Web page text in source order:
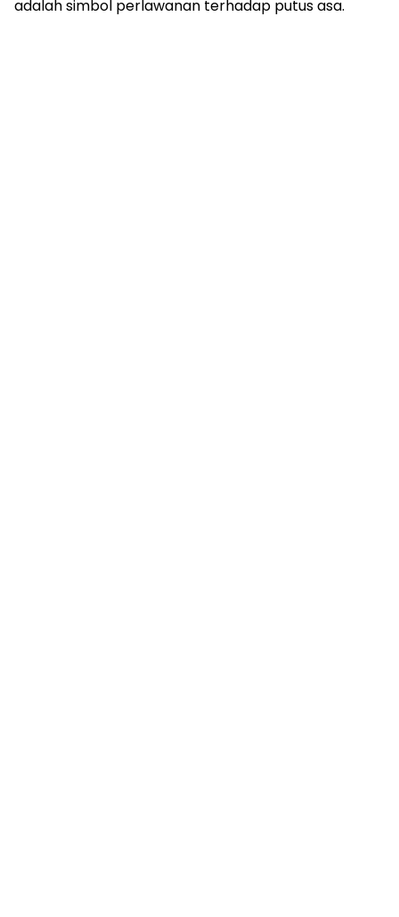
adalah simbol perlawanan terhadap putus asa.